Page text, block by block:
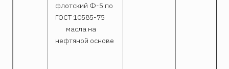
флотский Ф-5 по
ГОСТ 10585-75
масла на
нефтяной основе